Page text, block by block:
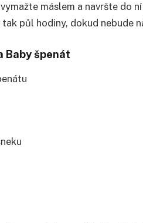
máslem a navršte do
půl hodiny, dokud nebude
Baby špenát